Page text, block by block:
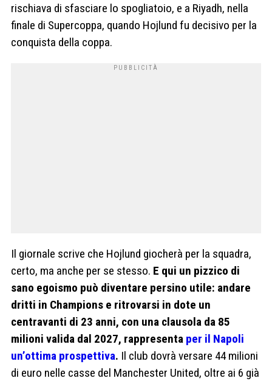
rischiava di sfasciare lo spogliatoio, e a Riyadh, nella
finale di Supercoppa, quando Hojlund fu decisivo per la
conquista della coppa.
Il giornale scrive che Hojlund giocherà per la squadra,
certo, ma anche per se stesso. E qui un pizzico di
sano egoismo può diventare persino utile: andare
dritti in Champions e ritrovarsi in dote un
centravanti di 23 anni, con una clausola da 85
milioni valida dal 2027, rappresenta per il Napoli
un’ottima prospettiva. Il club dovrà versare 44 milioni
di euro nelle casse del Manchester United, oltre ai 6 già